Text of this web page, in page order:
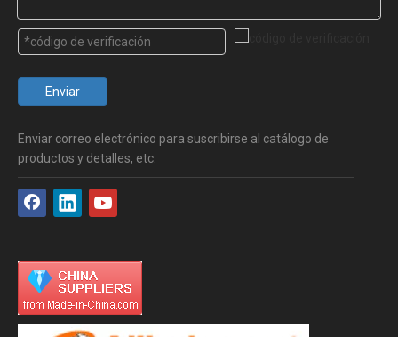
Enviar
Enviar correo electrónico para suscribirse al catálogo de
productos y detalles, etc.